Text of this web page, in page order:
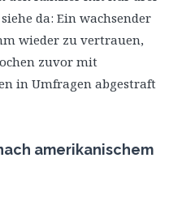
da: Ein wachsender
wieder zu vertrauen,
zuvor mit
in Umfragen abgestraft
amerikanischem